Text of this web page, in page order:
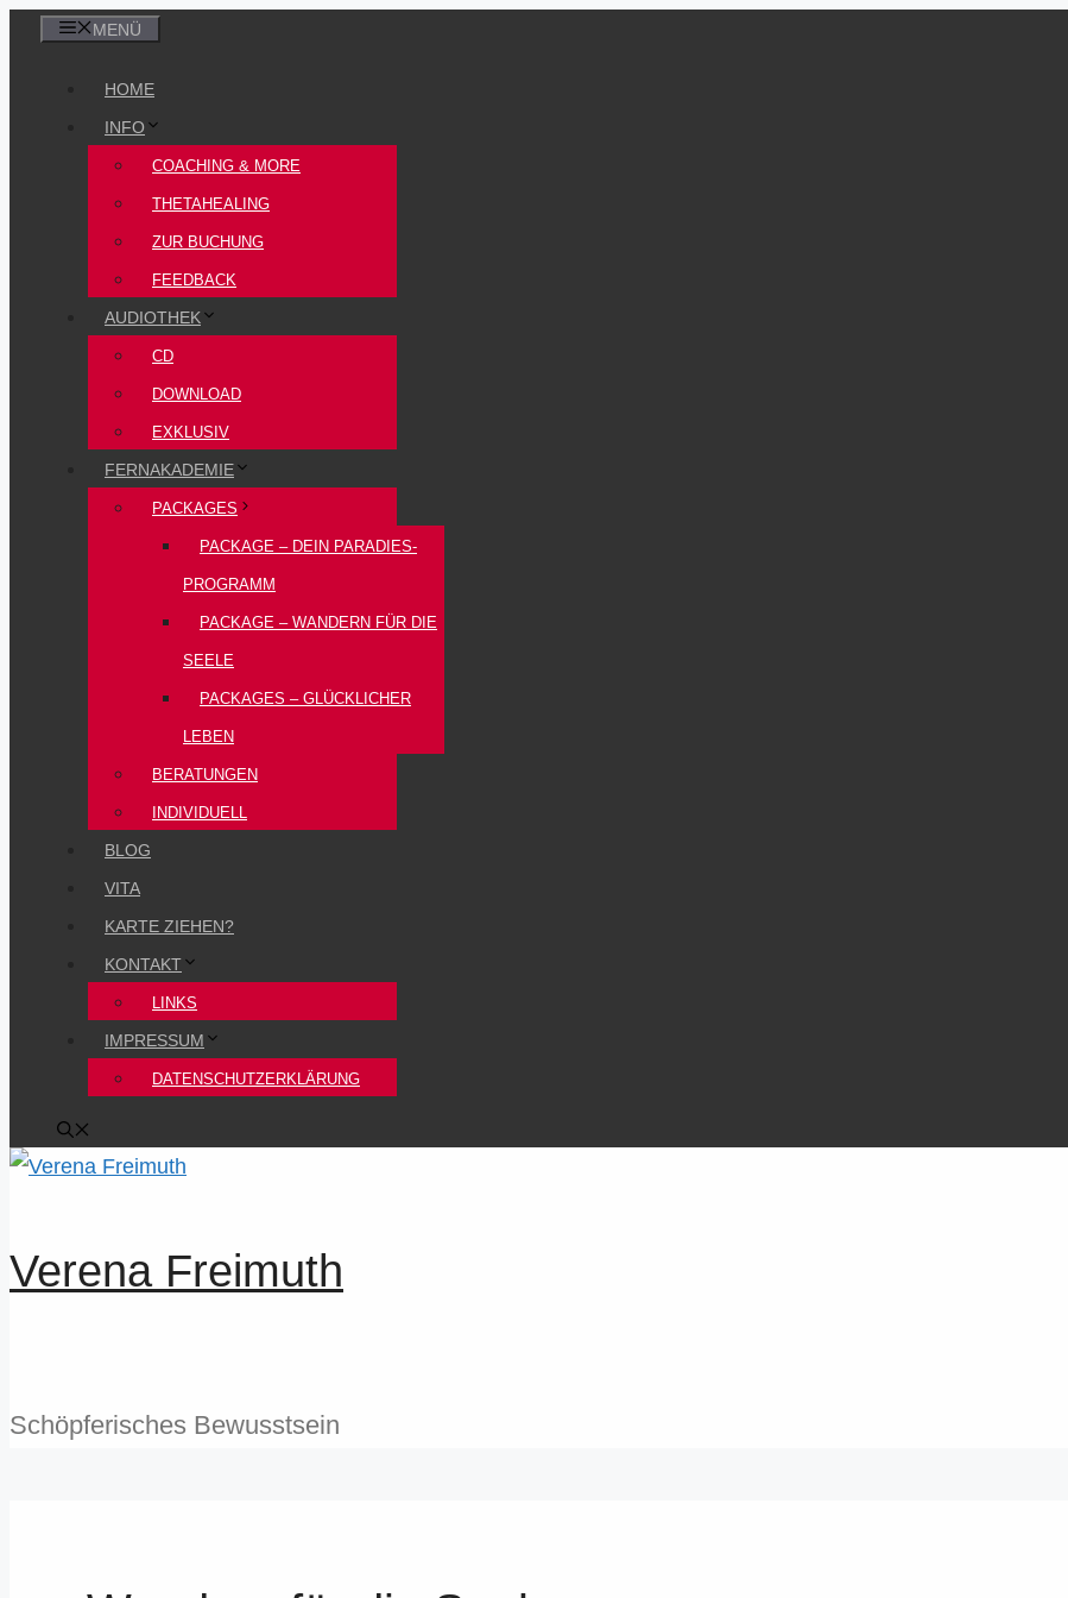
MENÜ
HOME
INFO
COACHING & MORE
THETAHEALING
ZUR BUCHUNG
FEEDBACK
AUDIOTHEK
CD
DOWNLOAD
EXKLUSIV
FERNAKADEMIE
PACKAGES
PACKAGE – DEIN PARADIES-
PROGRAMM
PACKAGE – WANDERN FÜR DIE
SEELE
PACKAGES – GLÜCKLICHER
LEBEN
BERATUNGEN
INDIVIDUELL
BLOG
VITA
KARTE ZIEHEN?
KONTAKT
LINKS
IMPRESSUM
DATENSCHUTZERKLÄRUNG
Verena Freimuth
Schöpferisches Bewusstsein